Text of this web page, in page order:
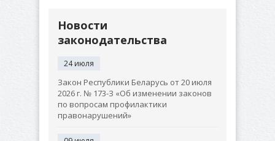
Новости
законодательства
24 июля
Закон Республики Беларусь от 20 июля
2026 г. № 173-З «Об изменении законов
по вопросам профилактики
правонарушений»